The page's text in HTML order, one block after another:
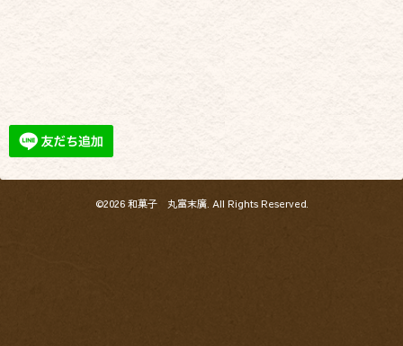
©2026 和菓子 丸富末廣. All Rights Reserved.